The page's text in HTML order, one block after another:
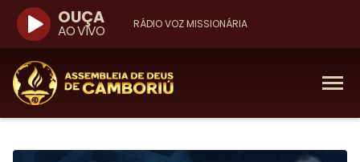
RÁDIO VOZ MISSIONÁRIA
OUÇA
AO VIVO